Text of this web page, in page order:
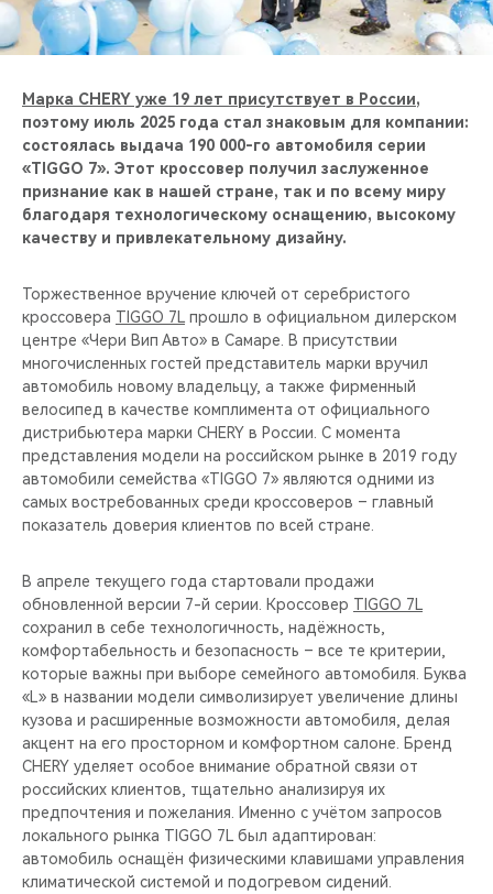
CHERY И СПОРТ
НАШИ МЕРОПРИЯТИЯ
ВИДЕООБЗОРЫ
CHERY ДЛЯ ДЕТЕЙ
Марка CHERY уже 19 лет присутствует в России,
поэтому июль 2025 года стал знаковым для компании:
состоялась выдача 190 000-го автомобиля серии
«TIGGO 7». Этот кроссовер получил заслуженное
признание как в нашей стране, так и по всему миру
благодаря технологическому оснащению, высокому
качеству и привлекательному дизайну.
Торжественное вручение ключей от серебристого
кроссовера TIGGO 7L прошло в официальном дилерском
центре «Чери Вип Авто» в Самаре. В присутствии
многочисленных гостей представитель марки вручил
автомобиль новому владельцу, а также фирменный
велосипед в качестве комплимента от официального
дистрибьютера марки CHERY в России. С момента
представления модели на российском рынке в 2019 году
автомобили семейства «TIGGO 7» являются одними из
самых востребованных среди кроссоверов – главный
показатель доверия клиентов по всей стране.
В апреле текущего года стартовали продажи
обновленной версии 7-й серии. Кроссовер TIGGO 7L
сохранил в себе технологичность, надёжность,
комфортабельность и безопасность – все те критерии,
которые важны при выборе семейного автомобиля. Буква
«L» в названии модели символизирует увеличение длины
кузова и расширенные возможности автомобиля, делая
акцент на его просторном и комфортном салоне. Бренд
CHERY уделяет особое внимание обратной связи от
российских клиентов, тщательно анализируя их
предпочтения и пожелания. Именно с учётом запросов
локального рынка TIGGO 7L был адаптирован:
автомобиль оснащён физическими клавишами управления
климатической системой и подогревом сидений.